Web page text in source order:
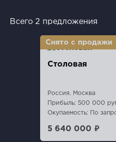
Всего 2 предложения
Столовая
Россия, Москва
Прибыль: 500 000
Окупаемость: По
5 640 000 ₽